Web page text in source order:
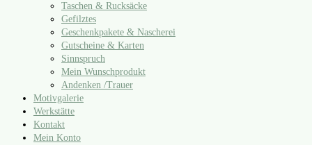
Taschen & Rucksäcke
Gefilztes
Geschenkpakete & Nascherei
Gutscheine & Karten
Sinnspruch
Mein Wunschprodukt
Andenken /​Trauer
Motivgalerie
Werkstätte
Kontakt
Mein Konto